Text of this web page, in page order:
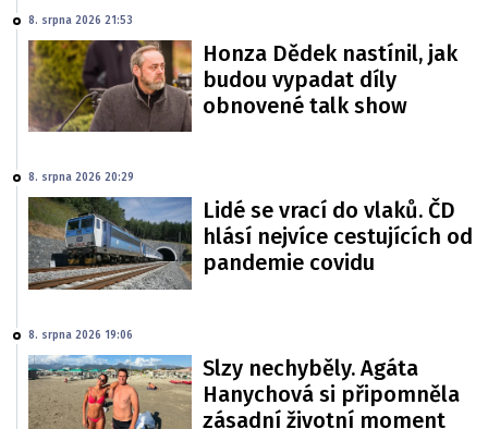
8. srpna 2026 21:53
Honza Dědek nastínil, jak
budou vypadat díly
obnovené talk show
8. srpna 2026 20:29
Lidé se vrací do vlaků. ČD
hlásí nejvíce cestujících od
pandemie covidu
8. srpna 2026 19:06
Slzy nechyběly. Agáta
Hanychová si připomněla
zásadní životní moment